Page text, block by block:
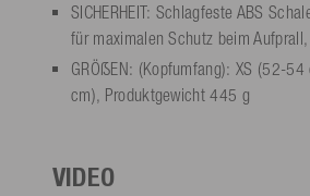
SICHERHEIT: Schlagfeste ABS
für maximalen Schutz beim
GRÖẞEN: (Kopfumfang): XS (52-
cm), Produktgewicht 445 g
VIDEO